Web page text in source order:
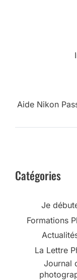
Aide Nikon
Catégories
Je
Formations
La Lettre
Journal